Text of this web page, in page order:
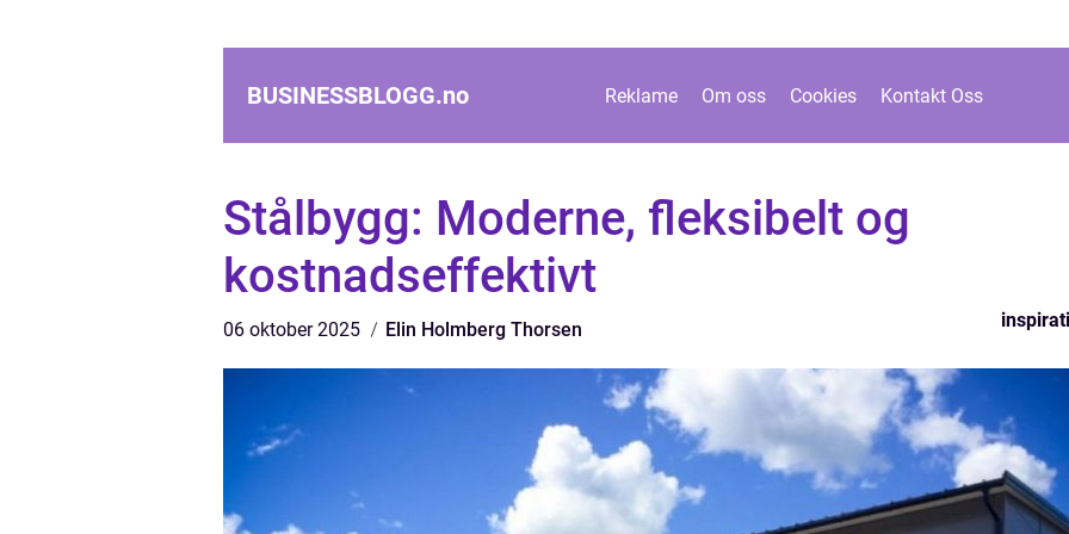
BUSINESSBLOGG.no Reklame Om oss Cookies Kontakt Oss
Stålbygg: Moderne, fleksibelt og
kostnadseffektivt
06 oktober 2025 Elin Holmberg Thorsen